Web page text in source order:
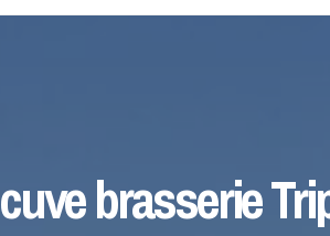
cuve brasserie